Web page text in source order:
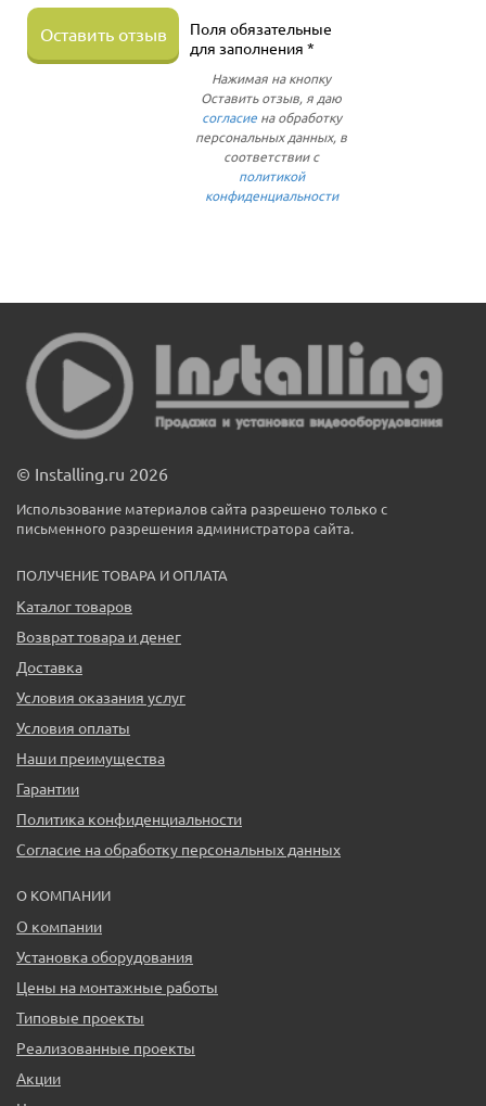
Оставить отзыв
Поля обязательные
для заполнения *
Нажимая на кнопку
Оставить отзыв, я даю
согласиена обработку
персональных данных, в
соответствии с
политикой
конфиденциальности
© Installing.ru 2026
Использование материалов сайта разрешено только с
письменного разрешения администратора сайта.
ПОЛУЧЕНИЕ ТОВАРА И ОПЛАТА
Каталог товаров
Возврат товара и денег
Доставка
Условия оказания услуг
Условия оплаты
Наши преимущества
Гарантии
Политика конфиденциальности
Согласие на обработку персональных данных
О КОМПАНИИ
О компании
Установка оборудования
Цены на монтажные работы
Типовые проекты
Реализованные проекты
Акции